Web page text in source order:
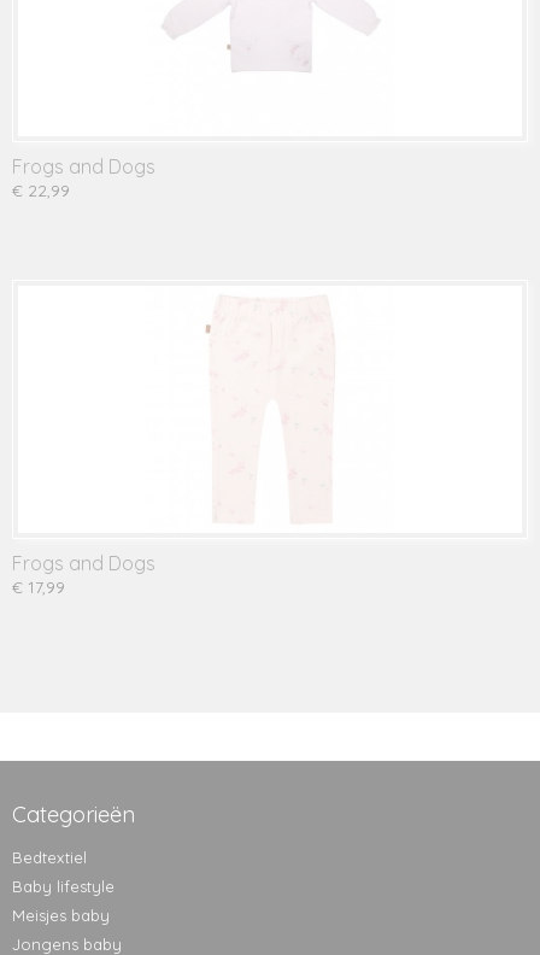
Frogs and Dogs
€ 22,99
Frogs and Dogs
€ 17,99
Categorieën
Bedtextiel
Baby lifestyle
Meisjes baby
Jongens baby